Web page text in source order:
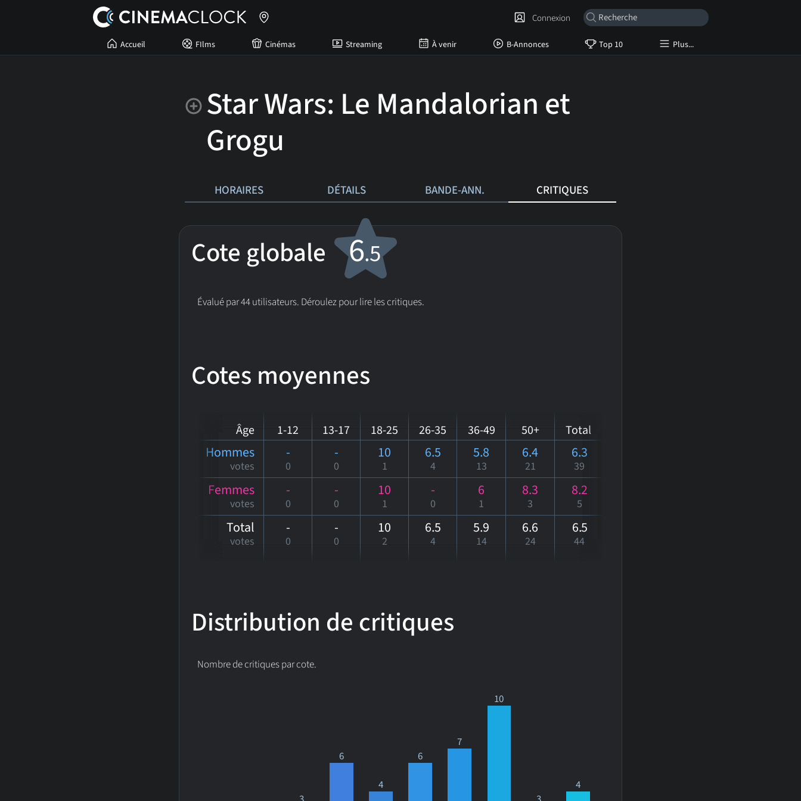
Accueil FIlms Cinémas Streaming À venir B-Annonces Top 10 Plus...
Connexion
Star Wars: Le Mandalorian et
Grogu
HORAIRES DÉTAILS BANDE-ANN. CRITIQUES
Cote globale 6.5
Évalué par 44 utilisateurs. Déroulez pour lire les critiques.
Cotes moyennes
Âge 1-12 13-17 18-25 26-35 36-49 50+ Total
Hommes
votes
-
0
-
0
10
1
6.5
4
5.8
13
6.4
21
6.3
39
Femmes
votes
-
0
-
0
10
1
-
0
6
1
8.3
3
8.2
5
Total
votes
-
0
-
0
10
2
6.5
4
5.9
14
6.6
24
6.5
44
Distribution de critiques
Nombre de critiques par cote.
6
4
6
7
10
4